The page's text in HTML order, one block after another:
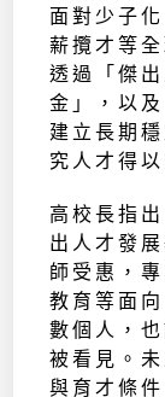
面對少子
薪攬才等
透過「傑
金」，以
建立長期
究人才得
高校長指
出人才發
師受惠，
教育等面
數個人，
被看見。
與育才條